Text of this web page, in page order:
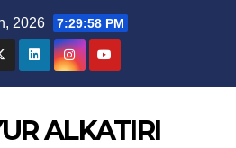
2026 7:29:58 PM
ALKATIRI